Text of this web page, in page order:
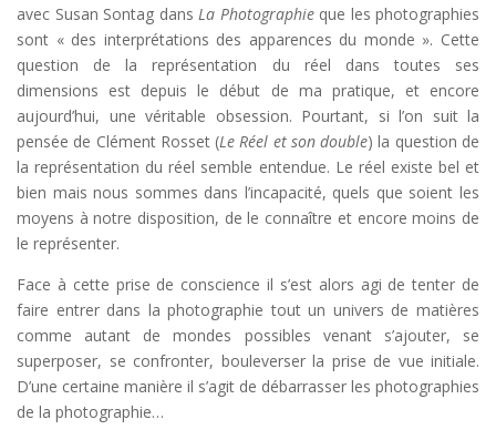
avec Susan Sontag dans La Photographieque les photographies
sont « des interprétations des apparences du monde ». Cette
question de la représentation du réel dans toutes ses
dimensions est depuis le début de ma pratique, et encore
aujourd’hui, une véritable obsession. Pourtant, si l’on suit la
pensée de Clément Rosset (Le Réel et son double) la question de
la représentation du réel semble entendue. Le réel existe bel et
bien mais nous sommes dans l’incapacité, quels que soient les
moyens à notre disposition, de le connaître et encore moins de
le représenter.
Face à cette prise de conscience il s’est alors agi de tenter de
faire entrer dans la photographie tout un univers de matières
comme autant de mondes possibles venant s’ajouter, se
superposer, se confronter, bouleverser la prise de vue initiale.
D’une certaine manière il s’agit de débarrasser les photographies
de la photographie…